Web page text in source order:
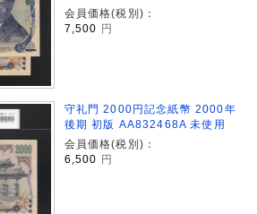
会員価格(税別)：
7,500 円
守礼門 2000円記念紙幣 2000年
後期 初版 AA832468A 未使用
会員価格(税別)：
6,500
円